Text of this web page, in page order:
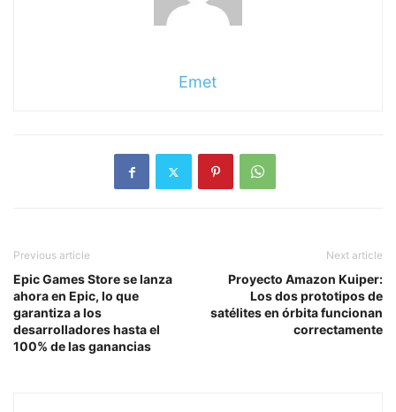
Emet
Previous article
Epic Games Store se lanza
ahora en Epic, lo que
garantiza a los
desarrolladores hasta el
100% de las ganancias
Next article
Proyecto Amazon Kuiper:
Los dos prototipos de
satélites en órbita funcionan
correctamente